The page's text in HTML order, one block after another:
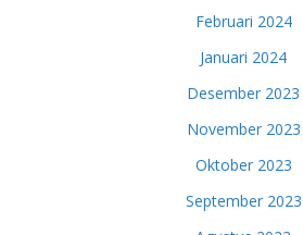
Februari 2024
Januari 2024
Desember 2023
November 2023
Oktober 2023
September 2023